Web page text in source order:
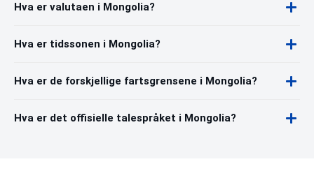
Hva er valutaen i Mongolia?
Hva er tidssonen i Mongolia?
Hva er de forskjellige fartsgrensene i Mongolia?
Hva er det offisielle talespråket i Mongolia?